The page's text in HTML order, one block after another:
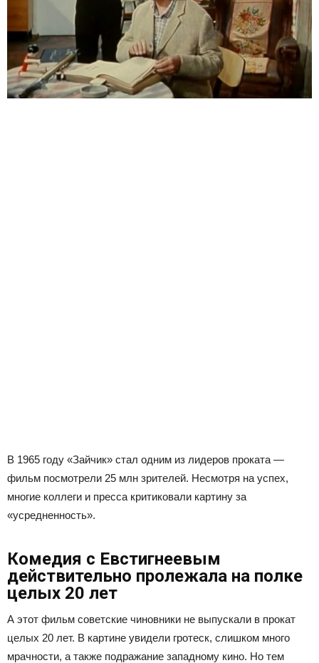
В 1965 году «Зайчик» стал одним из лидеров проката —
фильм посмотрели 25 млн зрителей. Несмотря на успех,
многие коллеги и пресса критиковали картину за
«усредненность».
Комедия с Евстигнеевым
действительно пролежала на полке
целых 20 лет
А этот фильм советские чиновники не выпускали в прокат
целых 20 лет. В картине увидели гротеск, слишком много
мрачности, а также подражание западному кино. Но тем